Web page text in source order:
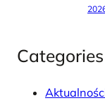
Categories